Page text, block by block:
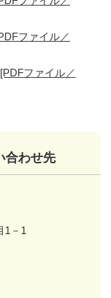
ファイル／
ファイル／
合わせ先
1－1